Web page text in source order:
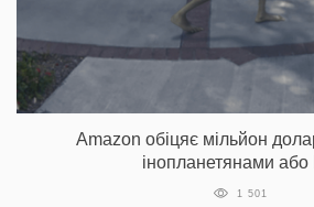
Amazon обіцяє мільйон
інопланетянами
1 501